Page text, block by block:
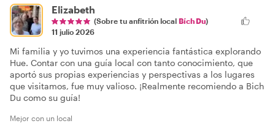
Elizabeth
(Sobre tu anfitrión local Bích Du)
11 julio 2026
Mi familia y yo tuvimos una experiencia fantástica explorando
Hue. Contar con una guía local con tanto conocimiento, que
aportó sus propias experiencias y perspectivas a los lugares
que visitamos, fue muy valioso. ¡Realmente recomiendo a Bich
Du como su guía!
Mejor con un local